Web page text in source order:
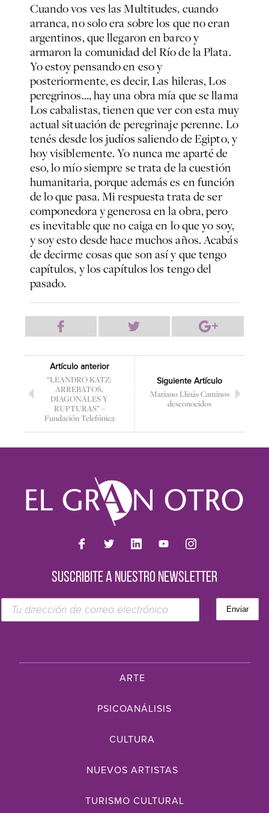
Cuando vos ves lasMultitudes, cuando
arranca, no solo era sobre los que no eran
argentinos, que llegaron en barco y
armaron la comunidad del Río de la Plata.
Yo estoy pensando en eso y
posteriormente, es decir,Las hileras, Los
peregrinos…, hay una obra mía que se llama
Los cabalistas, tienen que ver con esta muy
actual situación de peregrinaje perenne. Lo
tenés desde los judíos saliendo de Egipto, y
hoy visiblemente. Yo nunca me aparté de
eso, lo mío siempre se trata de la cuestión
humanitaria, porque además es en función
de lo que pasa. Mi respuesta trata de ser
componedora y generosa en la obra, pero
es inevitable que no caiga en lo que yo soy,
y soy esto desde hace muchos años. Acabás
de decirme cosas que son así y que tengo
capítulos, y los capítulos los tengo del
pasado.
Artículo anterior
“LEANDRO KATZ:
ARREBATOS,
DIAGONALES Y
RUPTURAS” –
Fundación Telefónica
Siguiente Artículo
Mariano Llinás Caminos
desconocidos
SUSCRIBITE A NUESTRO NEWSLETTER
ARTE
PSICOANÁLISIS
CULTURA
NUEVOS ARTISTAS
TURISMO CULTURAL